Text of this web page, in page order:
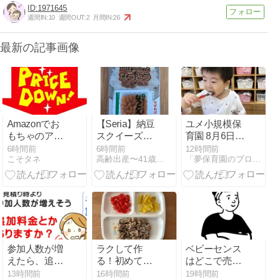
1971645
週間IN:10 週間OUT:2 月間IN:26
最新の記事画像
Amazonでお
もちゃのアン
パンマン牧場
が2,000円！？
トミカ・プラ
クは42%オ
フ！セガフェ
イブの「#バ
ズゅCam」は
なんと83%オ
フ！すぐにチ
ェック！
6時間前
こそタネ
【Seria】納豆
スクイーズと
ウォーターシ
ール
6時間前
ユメ小規模保
育園 8月6日
（木）②
12時間前
参加人数が増
えたら、追加
料金とかあり
13時間前
ラクして作
る！初めての
離乳食90
16時間前
ベビーセンス
はどこで売っ
てる？アカチ
19時間前